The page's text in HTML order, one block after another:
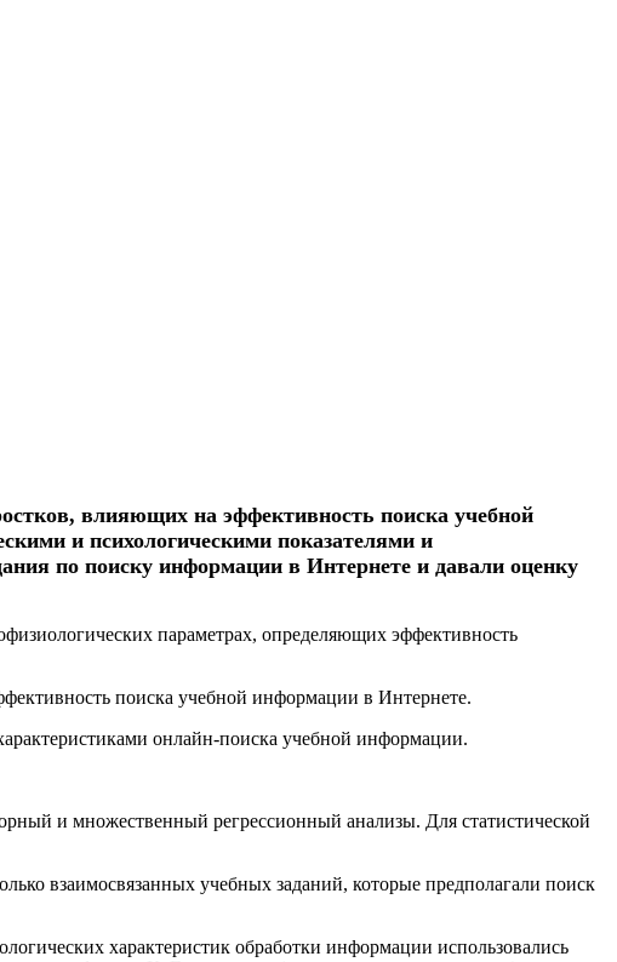
влияющих на эффективность поиска учебной
и психологическими показателями и
по поиску информации в Интернете и давали оценку
параметрах, определяющих эффективность
поиска учебной информации в Интернете.
онлайн-поиска учебной информации.
и множественный регрессионный анализы. Для статистической
взаимосвязанных учебных заданий, которые предполагали поиск
характеристик обработки информации использовались